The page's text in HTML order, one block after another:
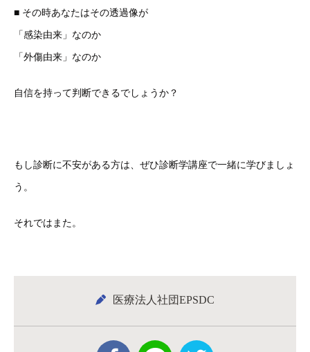
■ その時あなたはその透過像が
「感染由来」なのか
「外傷由来」なのか
自信を持って判断できるでしょうか？
もし診断に不安がある方は、ぜひ診断学講座で一緒に学びましょ
う。
それではまた。
医療法人社団EPSDC